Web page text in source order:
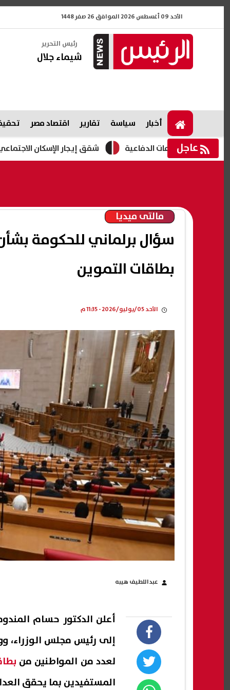
الأحد 09 أغسطس 2026 الموافق 26 صفر 1448
رئيس التحرير
شيماء جلال
أخبار سياسة تقارير اقتصاد مصر
عاجل شقق إيجار الإسكان الاجتماعي 2026.. طرح 3280 وحدة بمبادرة "حياة كريمة " الدفاعية
مالتى ميديا
سؤال برلماني للحكومة
بطاقات التموين
الأحد 05/يوليو/2026 - 11:35 م
عبداللطيف هيبه
أعلن الدكتور حسام
إلى رئيس مجلس الوزراء،
لعدد من المواطنين من
المستفيدين بما يحقق